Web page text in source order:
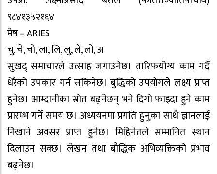
९८४१३५२१६४
मेष – ARIES
चु, चे, चो, ला, लि, लु, ले, लो, अ
सुखद् समाचारले उत्साह जगाउनेछ। तारिफयोग्य काम गर्दै
धेरैको उपकार गर्न सकिनेछ। बुद्धिको उपयोगले लक्ष्य प्राप्त
हुनेछ। आम्दानीका स्रोत बढ्नेछन् भने दिगो फाइदा हुने काम
प्रारम्भ गर्ने समय छ। अध्ययनमा प्रगति हुनुका साथै ज्ञानलाई
निखार्ने अवसर प्राप्त हुनेछ। मिहिनेतले सम्मानित स्थान
दिलाउन सक्छ। लेखन तथा बौद्धिक अभिव्यक्तिको प्रभाव
बढ्नेछ।